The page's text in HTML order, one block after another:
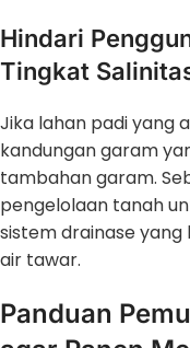
Hindari
Tingkat
Jika lahan padi yang
kandungan garam
tambahan garam.
pengelolaan tanah
sistem drainase
air tawar.
Panduan